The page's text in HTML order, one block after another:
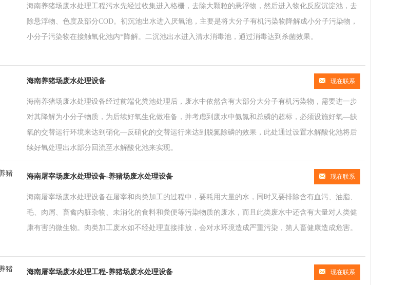
海南养猪场废水处理工程污水先经过收集进入格栅，去除大颗粒的悬浮物，然后进入物化反应沉淀池，去
除悬浮物、色度及部分COD。初沉池出水进入厌氧池，主要是将大分子有机污染物降解成小分子污染物，
小分子污染物在接触氧化池内*降解。二沉池出水进入清水消毒池，通过消毒达到杀菌效果。
现在联系
海南养猪场废水处理设备
海南养猪场废水处理设备经过前端化粪池处理后，废水中依然含有大部分大分子有机污染物，需要进一步
对其降解为小分子物质，为后续好氧生化做准备，并考虑到废水中氨氮和总磷的超标，必须设施好氧—缺
氧的交替运行环境来达到硝化—反硝化的交替运行来达到脱氮除磷的效果，此处通过设置水解酸化池将后
续好氧处理出水部分回流至水解酸化池来实现。
现在联系
海南屠宰场废水处理设备-养猪场废水处理设备
海南屠宰场废水处理设备在屠宰和肉类加工的过程中，要耗用大量的水，同时又要排除含有血污、油脂、
毛、肉屑、畜禽内脏杂物、未消化的食料和粪便等污染物质的废水，而且此类废水中还含有大量对人类健
康有害的微生物。肉类加工废水如不经处理直接排放，会对水环境造成严重污染，第人畜健康造成危害。
现在联系
海南屠宰场废水处理工程-养猪场废水处理设备